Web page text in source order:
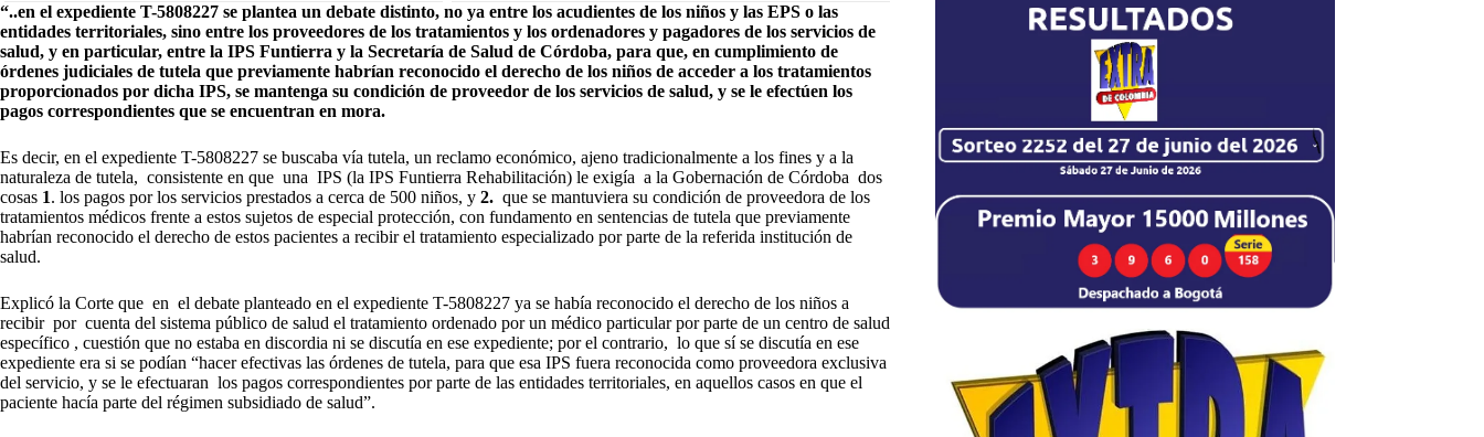
“..en el expediente T-5808227 se plantea un debate distinto, no ya entre los acudientes de los niños y las EPS o las
entidades territoriales, sino entre los proveedores de los tratamientos y los ordenadores y pagadores de los servicios de
salud, y en particular, entre la IPS Funtierra y la Secretaría de Salud de Córdoba, para que, en cumplimiento de
órdenes judiciales de tutela que previamente habrían reconocido el derecho de los niños de acceder a los tratamientos
proporcionados por dicha IPS, se mantenga su condición de proveedor de los servicios de salud, y se le efectúen los
pagos correspondientes que se encuentran en mora.
Es decir, en el expediente T-5808227 se buscaba vía tutela, un reclamo económico, ajeno tradicionalmente a los fines y a la
naturaleza de tutela, consistente en que una IPS (la IPS Funtierra Rehabilitación) le exigía a la Gobernación de Córdoba dos
cosas 1. los pagos por los servicios prestados a cerca de 500 niños, y 2. que se mantuviera su condición de proveedora de los
tratamientos médicos frente a estos sujetos de especial protección, con fundamento en sentencias de tutela que previamente
habrían reconocido el derecho de estos pacientes a recibir el tratamiento especializado por parte de la referida institución de
salud.
Explicó la Corte que en el debate planteado en el expediente T-5808227 ya se había reconocido el derecho de los niños a
recibir por cuenta del sistema público de salud el tratamiento ordenado por un médico particular por parte de un centro de salud
específico , cuestión que no estaba en discordia ni se discutía en ese expediente; por el contrario, lo que sí se discutía en ese
expediente era si se podían “hacer efectivas las órdenes de tutela, para que esa IPS fuera reconocida como proveedora exclusiva
del servicio, y se le efectuaran los pagos correspondientes por parte de las entidades territoriales, en aquellos casos en que el
paciente hacía parte del régimen subsidiado de salud”.